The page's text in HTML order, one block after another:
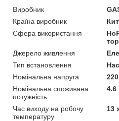
Виробник
Країна виробник
Сфера використання
Джерело живлення
Тип встановлення
Номінальна напруга
Номінальна споживана
потужність
4.6
Час виходу на робочу
температуру
13